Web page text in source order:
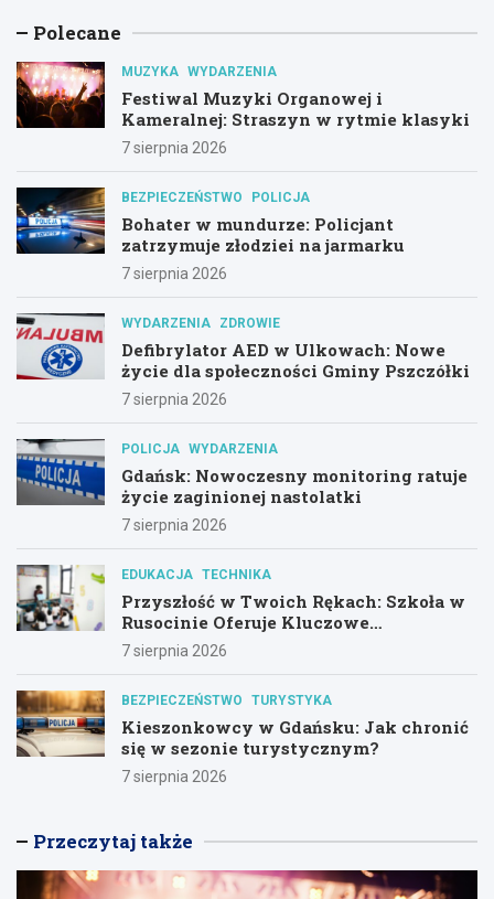
Polecane
MUZYKA WYDARZENIA
Festiwal Muzyki Organowej i
Kameralnej: Straszyn w rytmie klasyki
7 sierpnia 2026
BEZPIECZEŃSTWO POLICJA
Bohater w mundurze: Policjant
zatrzymuje złodziei na jarmarku
7 sierpnia 2026
WYDARZENIA ZDROWIE
Defibrylator AED w Ulkowach: Nowe
życie dla społeczności Gminy Pszczółki
7 sierpnia 2026
POLICJA WYDARZENIA
Gdańsk: Nowoczesny monitoring ratuje
życie zaginionej nastolatki
7 sierpnia 2026
EDUKACJA TECHNIKA
Przyszłość w Twoich Rękach: Szkoła w
Rusocinie Oferuje Kluczowe
Umiejętności
7 sierpnia 2026
BEZPIECZEŃSTWO TURYSTYKA
Kieszonkowcy w Gdańsku: Jak chronić
się w sezonie turystycznym?
7 sierpnia 2026
Przeczytaj także